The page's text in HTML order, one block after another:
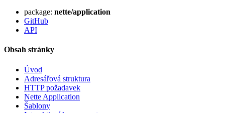
package: nette/application
GitHub
API
Obsah stránky
Úvod
Adresářová struktura
HTTP požadavek
Nette Application
Šablony